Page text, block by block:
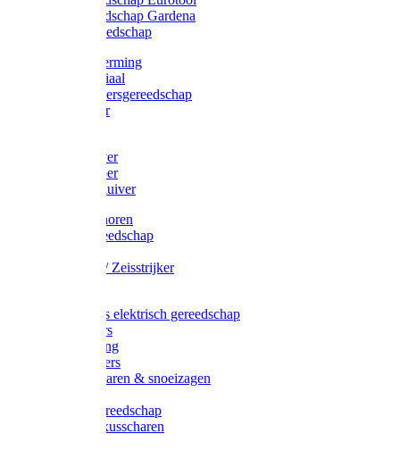
Handgereedschap Gardena
Kindergereedschap
Kniebescherming
Afzetmateriaal
Stratenmakersgereedschap
Straathamer
Mestschuiver
Mestschraper
Sneeuwschuiver
Zeis toebehoren
Baggergereedschap
Wetstenen / Zeisstrijker
Accessoires elektrisch gereedschap
Grasmaaiers
Tuinreiniging
Robotmaaiers
Heggenscharen & snoeizagen
Klussen gereedschap
Gras & buxusscharen